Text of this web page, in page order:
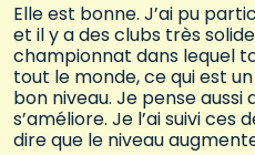
Elle est bonne. J’ai pu
et il y a des clubs très
championnat dans lequel
tout le monde, ce qui est
bon niveau. Je pense
s’améliore. Je l’ai suivi ces
dire que le niveau